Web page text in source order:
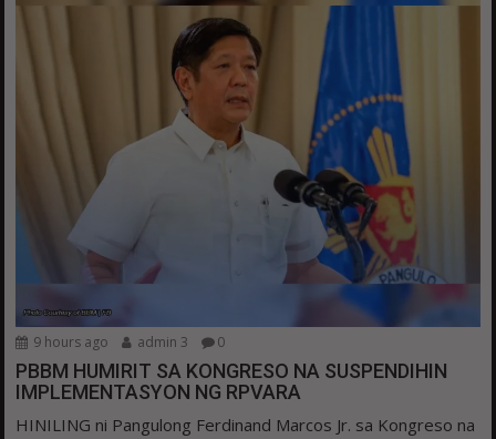
9 hours ago admin 3 0
PBBM HUMIRIT SA KONGRESO NA SUSPENDIHIN
IMPLEMENTASYON NG RPVARA
HINILING ni Pangulong Ferdinand Marcos Jr. sa Kongreso na